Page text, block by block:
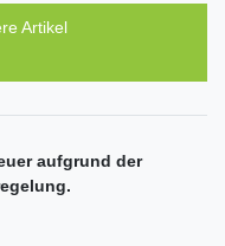
Artikel
aufgrund der